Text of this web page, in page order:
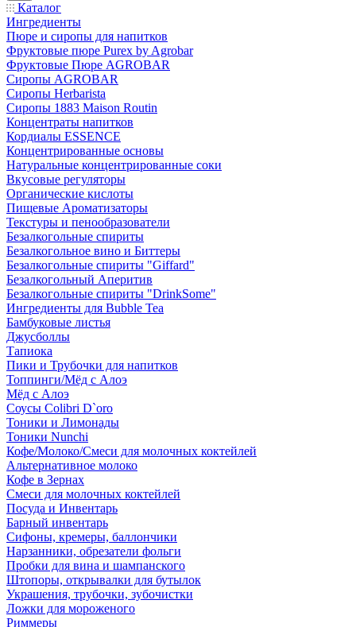
Каталог
Ингредиенты
Пюре и сиропы для напитков
Фруктовые пюре Purex by Agrobar
Фруктовые Пюре AGROBAR
Сиропы AGROBAR
Сиропы Herbarista
Сиропы 1883 Maison Routin
Концентраты напитков
Кордиалы ESSENCE
Концентрированные основы
Натуральные концентрированные соки
Вкусовые регуляторы
Органические кислоты
Пищевые Ароматизаторы
Текстуры и пенообразователи
Безалкогольные спириты
Безалкогольное вино и Биттеры
Безалкогольные спириты "Giffard"
Безалкогольный Аперитив
Безалкогольные спириты "DrinkSome"
Ингредиенты для Bubble Tea
Бамбуковые листья
Джусболлы
Тапиока
Пики и Трубочки для напитков
Топпинги/Мёд с Алоэ
Мёд с Алоэ
Соусы Colibri D`oro
Тоники и Лимонады
Тоники Nunchi
Кофе/Молоко/Смеси для молочных коктейлей
Альтернативное молоко
Кофе в Зернах
Смеси для молочных коктейлей
Посуда и Инвентарь
Барный инвентарь
Сифоны, кремеры, баллончики
Нарзанники, обрезатели фольги
Пробки для вина и шампанского
Штопоры, открывалки для бутылок
Украшения, трубочки, зубочистки
Ложки для мороженого
Риммеры